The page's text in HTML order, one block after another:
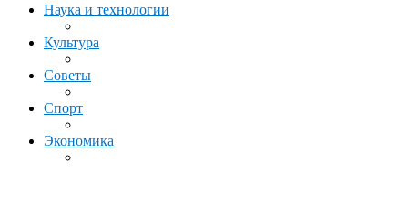
Наука и технологии
Культура
Советы
Спорт
Экономика